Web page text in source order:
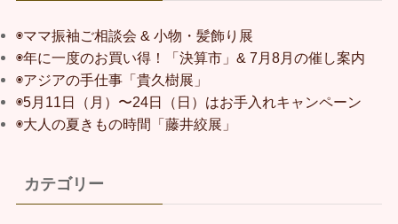
◉ママ振袖ご相談会 & 小物・髪飾り展
◉年に一度のお買い得！「決算市」& 7月8月の催し案内
◉アジアの手仕事「貴久樹展」
◉5月11日（月）〜24日（日）はお手入れキャンペーン
◉大人の夏きもの時間「藤井絞展」
カテゴリー